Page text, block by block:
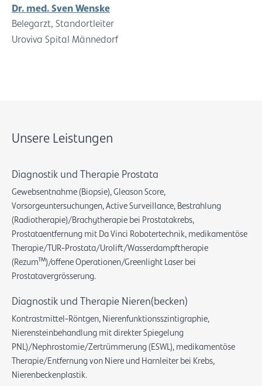
Dr. med. Sven Wenske
Belegarzt, Standortleiter
Uroviva Spital Männedorf
Unsere Leistungen
Diagnostik und Therapie Prostata
Gewebsentnahme (Biopsie), Gleason Score,
Vorsorgeuntersuchungen, Active Surveillance, Bestrahlung
(Radiotherapie)/Brachytherapie bei Prostatakrebs,
Prostataentfernung mit Da Vinci Robotertechnik, medikamentöse
Therapie/TUR-Prostata/Urolift/Wasserdampftherapie
(Rezum™)/offene Operationen/Greenlight Laser bei
Prostatavergrösserung.
Diagnostik und Therapie Nieren(becken)
Kontrastmittel-Röntgen, Nierenfunktionsszintigraphie,
Nierensteinbehandlung mit direkter Spiegelung
PNL)/Nephrostomie/Zertrümmerung (ESWL), medikamentöse
Therapie/Entfernung von Niere und Harnleiter bei Krebs,
Nierenbeckenplastik.